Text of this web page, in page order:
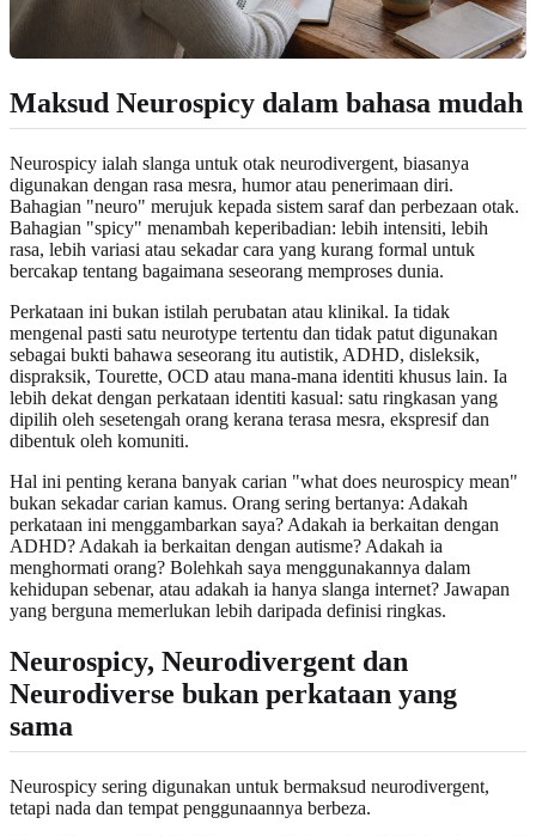
Maksud Neurospicy dalam bahasa mudah
Neurospicy ialah slanga untuk otak neurodivergent, biasanya
digunakan dengan rasa mesra, humor atau penerimaan diri.
Bahagian "neuro" merujuk kepada sistem saraf dan perbezaan otak.
Bahagian "spicy" menambah keperibadian: lebih intensiti, lebih
rasa, lebih variasi atau sekadar cara yang kurang formal untuk
bercakap tentang bagaimana seseorang memproses dunia.
Perkataan ini bukan istilah perubatan atau klinikal. Ia tidak
mengenal pasti satu neurotype tertentu dan tidak patut digunakan
sebagai bukti bahawa seseorang itu autistik, ADHD, disleksik,
dispraksik, Tourette, OCD atau mana-mana identiti khusus lain. Ia
lebih dekat dengan perkataan identiti kasual: satu ringkasan yang
dipilih oleh sesetengah orang kerana terasa mesra, ekspresif dan
dibentuk oleh komuniti.
Hal ini penting kerana banyak carian "what does neurospicy mean"
bukan sekadar carian kamus. Orang sering bertanya: Adakah
perkataan ini menggambarkan saya? Adakah ia berkaitan dengan
ADHD? Adakah ia berkaitan dengan autisme? Adakah ia
menghormati orang? Bolehkah saya menggunakannya dalam
kehidupan sebenar, atau adakah ia hanya slanga internet? Jawapan
yang berguna memerlukan lebih daripada definisi ringkas.
Neurospicy, Neurodivergent dan
Neurodiverse bukan perkataan yang
sama
Neurospicy sering digunakan untuk bermaksud neurodivergent,
tetapi nada dan tempat penggunaannya berbeza.